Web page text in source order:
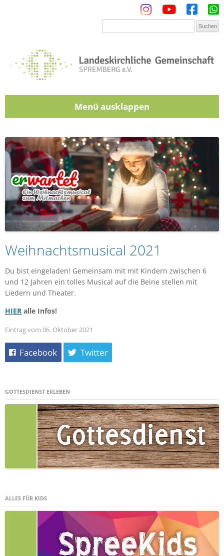
Menü
Weihnachtsmusical 2021
Du bist eingeladen! Gemeinsam mit mit Kindern zwischen 6
und 12 Jahren ein tolles Musical auf die Beine stellen mit
Liedern und Theater.
HIER alle Infos!
Eintrag vom 06. Oktober 2021
Facebook Twitter
GOTTESDIENST ERLEBEN
ALLES FÜR KIDS